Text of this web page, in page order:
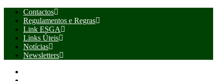
Contactos
Regulamentos e Regras
Link ESGA
Links Úteis
Notícias
Newsletters